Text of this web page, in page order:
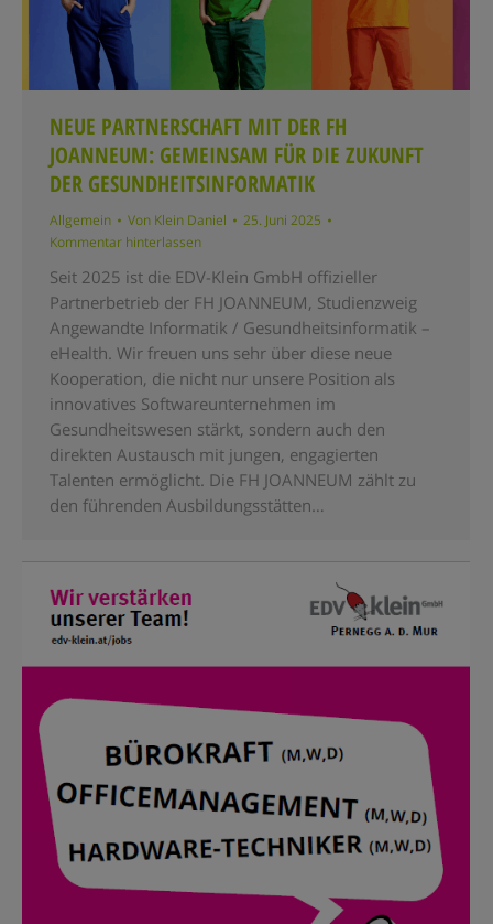
NEUE PARTNERSCHAFT MIT DER FH
JOANNEUM: GEMEINSAM FÜR DIE ZUKUNFT
DER GESUNDHEITSINFORMATIK
Allgemein Von Klein Daniel
25. Juni 2025
Kommentar hinterlassen
Seit 2025 ist die EDV-Klein GmbH offizieller
Partnerbetrieb der FH JOANNEUM, Studienzweig
Angewandte Informatik / Gesundheitsinformatik –
eHealth. Wir freuen uns sehr über diese neue
Kooperation, die nicht nur unsere Position als
innovatives Softwareunternehmen im
Gesundheitswesen stärkt, sondern auch den
direkten Austausch mit jungen, engagierten
Talenten ermöglicht. Die FH JOANNEUM zählt zu
den führenden Ausbildungsstätten…